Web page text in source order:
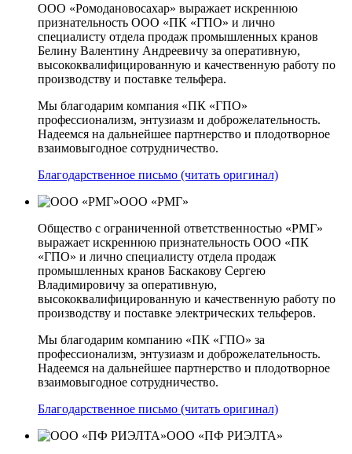
ООО «Ромодановосахар» выражает искреннюю
признательность ООО «ПК «ГПО» и лично
специалисту отдела продаж промышленных кранов
Белину Валентину Андреевичу за оперативную,
высококвалифицированную и качественную работу по
производству и поставке тельфера.
Мы благодарим компания «ПК «ГПО»
профессионализм, энтузиазм и доброжелательность.
Надеемся на дальнейшее партнерство и плодотворное
взаимовыгодное сотрудничество.
Благодарственное письмо (читать оригинал)
ООО «РМГ»
Общество с ограниченной ответственностью «РМГ»
выражает искреннюю признательность ООО «ПК
«ГПО» и лично специалисту отдела продаж
промышленных кранов Баскакову Сергею
Владимировичу за оперативную,
высококвалифицированную и качественную работу по
производству и поставке электрических тельферов.
Мы благодарим компанию «ПК «ГПО» за
профессионализм, энтузиазм и доброжелательность.
Надеемся на дальнейшее партнерство и плодотворное
взаимовыгодное сотрудничество.
Благодарственное письмо (читать оригинал)
ООО «ПФ РИЭЛТА»